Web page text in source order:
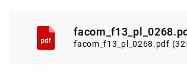
facom_f13_pl_0268.pdf